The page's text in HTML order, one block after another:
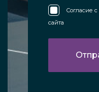
Согласие с
сайта